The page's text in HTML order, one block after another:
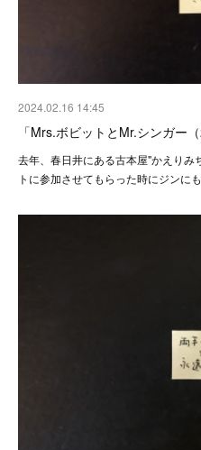
2024.02.16 14:45
「Mrs.ボビットとMr.シンガ
去年、春日井にある古本屋"かえり
トに参加させてもらった時にジン